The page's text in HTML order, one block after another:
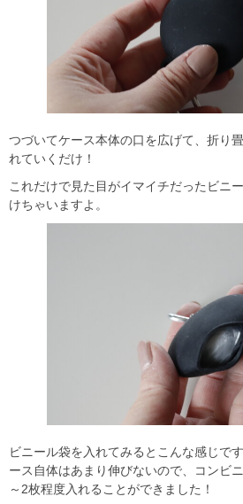
つづいてケース本体の口を広げて、折り
れていくだけ！
これだけで見た目がイマイチだったビニ
けちゃいますよ。
ビニール袋を入れてみるとこんな感じで
ース自体はあまり伸びないので、コンビ
～2枚程度入れることができました！